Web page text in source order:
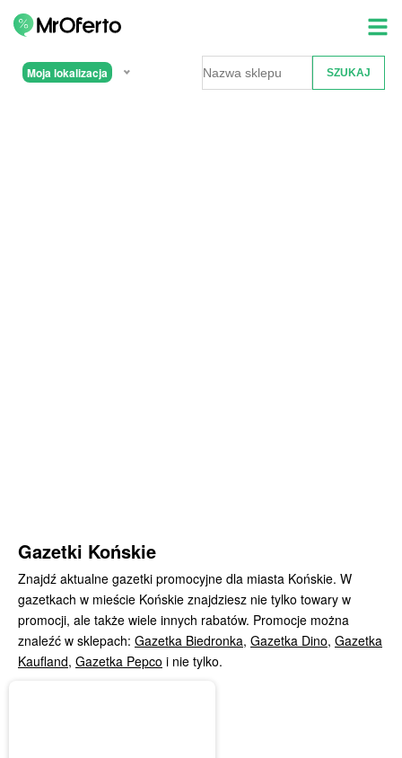
Moja lokalizacja
Gazetki Końskie
Znajdź aktualne gazetki promocyjne dla miasta Końskie. W
gazetkach w mieście Końskie znajdziesz nie tylko towary w
promocji, ale także wiele innych rabatów. Promocje można
znaleźć w sklepach: Gazetka Biedronka, Gazetka Dino, Gazetka
Kaufland, Gazetka Pepco i nie tylko.